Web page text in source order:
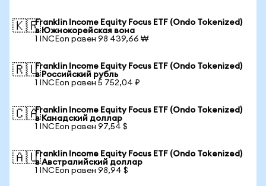
🇰🇷Franklin Income Equity Focus ETF (Ondo Tokenized)
в Южнокорейская вона
1 INCEon равен 98 439,66 ₩
🇷🇺Franklin Income Equity Focus ETF (Ondo Tokenized)
в Российский рубль
1 INCEon равен 5 752,04 ₽
🇨🇦Franklin Income Equity Focus ETF (Ondo Tokenized)
в Канадский доллар
1 INCEon равен 97,54 $
🇦🇺Franklin Income Equity Focus ETF (Ondo Tokenized)
в Австралийский доллар
1 INCEon равен 98,94 $